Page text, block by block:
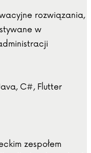
rozwiązania,
w
C#, Flutter
zespołem